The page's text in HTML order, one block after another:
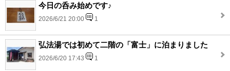
今日の呑み始めです♪
2026/6/21 20:00 1
弘法湯では初めて二階の「富士」に泊まりました
2026/6/20 17:43 1